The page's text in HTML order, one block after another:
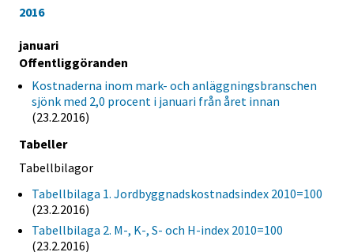
2016
januari
Offentliggöranden
Kostnaderna inom mark- och anläggningsbranschen
sjönk med 2,0 procent i januari från året innan
(23.2.2016)
Tabeller
Tabellbilagor
Tabellbilaga 1. Jordbyggnadskostnadsindex 2010=100
(23.2.2016)
Tabellbilaga 2. M-, K-, S- och H-index 2010=100
(23.2.2016)